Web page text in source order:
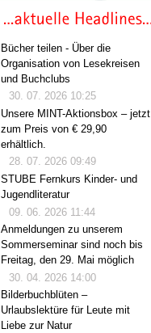
Bücher teilen - Über die
Organisation von Lesekreisen
und Buchclubs
30. 07. 2026 10:25
Unsere MINT-Aktionsbox – jetzt
zum Preis von € 29,90
erhältlich.
28. 07. 2026 09:49
STUBE Fernkurs Kinder- und
Jugendliteratur
09. 06. 2026 11:44
Anmeldungen zu unserem
Sommerseminar sind noch bis
Freitag, den 29. Mai möglich
30. 04. 2026 14:00
Bilderbuchblüten –
Urlaubslektüre für Leute mit
Liebe zur Natur